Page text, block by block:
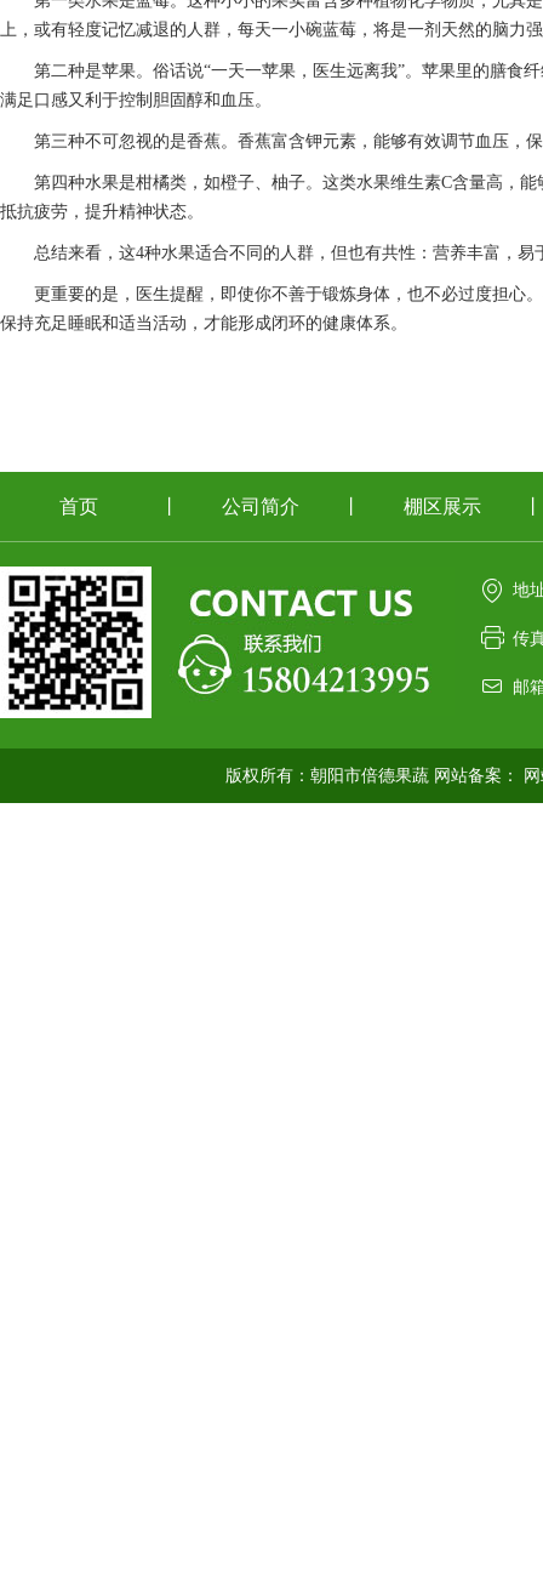
上，或有轻度记忆减退的人群，每天一小碗蓝莓，将是一剂天然的脑力
第二种是苹果。俗话说“一天一苹果，医生远离我”。苹果里的膳食
满足口感又利于控制胆固醇和血压。
第三种不可忽视的是香蕉。香蕉富含钾元素，能够有效调节血压，
第四种水果是柑橘类，如橙子、柚子。这类水果维生素C含量高，
抵抗疲劳，提升精神状态。
总结来看，这4种水果适合不同的人群，但也有共性：营养丰富，
更重要的是，医生提醒，即使你不善于锻炼身体，也不必过度担心
保持充足睡眠和适当活动，才能形成闭环的健康体系。
首页 公司简介 棚区展示
地
传
邮
版权所有：朝阳市倍德果蔬 网站备案：